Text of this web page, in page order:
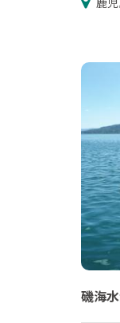
磯海